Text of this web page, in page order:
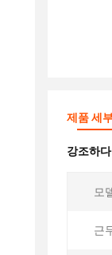
제품 세
강조하
모
근